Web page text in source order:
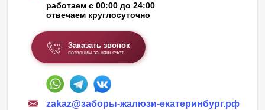
работаем с 00:00 до 24:00
отвечаем круглосуточно
Заказать звонок
позвоним за наш счет
zakaz@заборы-жалюзи-екатеринбург.рф